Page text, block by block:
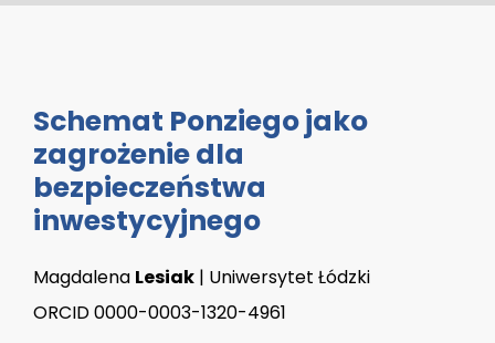
Schemat Ponziego jako
zagrożenie dla
bezpieczeństwa
inwestycyjnego
Magdalena Lesiak | Uniwersytet Łódzki
ORCID 0000-0003-1320-4961